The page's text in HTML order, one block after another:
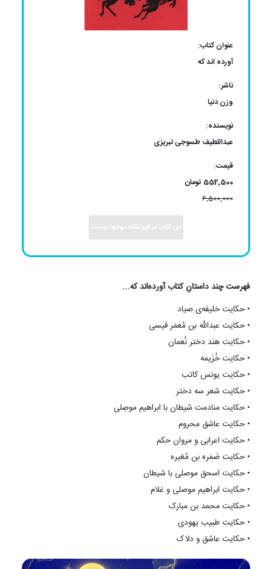
عنوان کتاب:
آورده اند که
ناشر:
وزن دنیا
نویسنده:
عبداللطیف طسوجی تبریزی
قیمت:
552,500 تومان
6,500,000
این کتاب در فروشگاه موجود نیست.
فهرست چند داستانِ کتاب آورده‌اند که...
• حکایت خلیفه‌ی صیاد
• حکایت عبدالله بن مُعمَر قیسی
• حکایت هند دختر نُعمان
• حکایت خُزَیمه
• حکایت یونس کاتب
• حکایت شعر سه دختر
• حکایت منادمت شیطان با ابراهیم موصِلی
• حکایت عاشق محروم
• حکایت اعرابی و مروان حکم
• حکایت ضَمَره بن مُغیره
• حکایت اسحق موصلی با شیطان
• حکایت ابراهیم موصلی و غلام
• حکایت محمد بن مبارک
• حکایت طبیب یهودی
• حکایت عاشق و دلاک